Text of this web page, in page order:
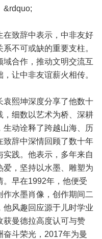
&rdquo;
在致辞中表示，中非友好
不可或缺的重要支柱。
域合作，推动文明交流互
让中非友谊薪火相传。
袁熙坤深度分享了他数十
，细数以艺术为桥、深耕
生动诠释了跨越山海、历
致辞中深情回顾了数十年
实践。他表示，多年来自
爱，坚持以水墨、雕塑为
。早在1992年，他便受
水墨肖像，创作期间二
他风趣回应源于儿时学业
获曼德拉高度认可与赞
斗荣光，2017年为曼